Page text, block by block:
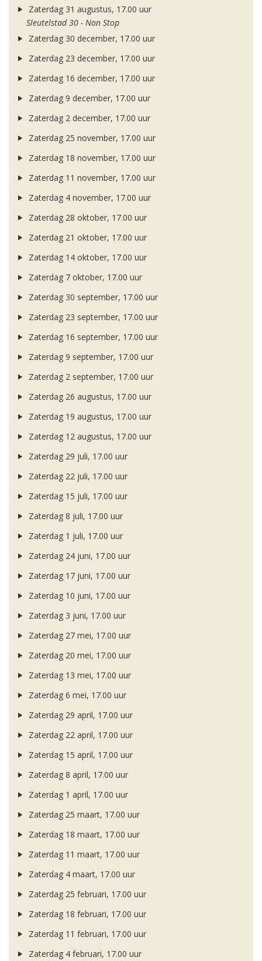
Zaterdag 31 augustus, 17.00 uur
Sleutelstad 30 - Non Stop
Zaterdag 30 december, 17.00 uur
Zaterdag 23 december, 17.00 uur
Zaterdag 16 december, 17.00 uur
Zaterdag 9 december, 17.00 uur
Zaterdag 2 december, 17.00 uur
Zaterdag 25 november, 17.00 uur
Zaterdag 18 november, 17.00 uur
Zaterdag 11 november, 17.00 uur
Zaterdag 4 november, 17.00 uur
Zaterdag 28 oktober, 17.00 uur
Zaterdag 21 oktober, 17.00 uur
Zaterdag 14 oktober, 17.00 uur
Zaterdag 7 oktober, 17.00 uur
Zaterdag 30 september, 17.00 uur
Zaterdag 23 september, 17.00 uur
Zaterdag 16 september, 17.00 uur
Zaterdag 9 september, 17.00 uur
Zaterdag 2 september, 17.00 uur
Zaterdag 26 augustus, 17.00 uur
Zaterdag 19 augustus, 17.00 uur
Zaterdag 12 augustus, 17.00 uur
Zaterdag 29 juli, 17.00 uur
Zaterdag 22 juli, 17.00 uur
Zaterdag 15 juli, 17.00 uur
Zaterdag 8 juli, 17.00 uur
Zaterdag 1 juli, 17.00 uur
Zaterdag 24 juni, 17.00 uur
Zaterdag 17 juni, 17.00 uur
Zaterdag 10 juni, 17.00 uur
Zaterdag 3 juni, 17.00 uur
Zaterdag 27 mei, 17.00 uur
Zaterdag 20 mei, 17.00 uur
Zaterdag 13 mei, 17.00 uur
Zaterdag 6 mei, 17.00 uur
Zaterdag 29 april, 17.00 uur
Zaterdag 22 april, 17.00 uur
Zaterdag 15 april, 17.00 uur
Zaterdag 8 april, 17.00 uur
Zaterdag 1 april, 17.00 uur
Zaterdag 25 maart, 17.00 uur
Zaterdag 18 maart, 17.00 uur
Zaterdag 11 maart, 17.00 uur
Zaterdag 4 maart, 17.00 uur
Zaterdag 25 februari, 17.00 uur
Zaterdag 18 februari, 17.00 uur
Zaterdag 11 februari, 17.00 uur
Zaterdag 4 februari, 17.00 uur